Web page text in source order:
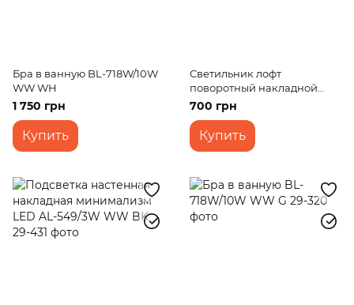
Бра в ванную BL-718W/10W
WW WH
1 750 грн
Купить
Светильник лофт
поворотный накладной
KWS-02 E27 BK
700 грн
Купить